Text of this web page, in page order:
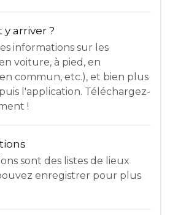
arriver ?
informations sur les
voiture, à pied, en
commun, etc.), et bien plus
l'application. Téléchargez-
!
sont des listes de lieux
enregistrer pour plus